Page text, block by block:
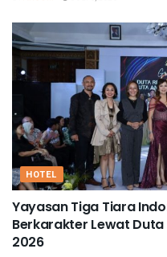
HOTEL
Yayasan Tiga Tiara
Berkarakter Lewat
2026